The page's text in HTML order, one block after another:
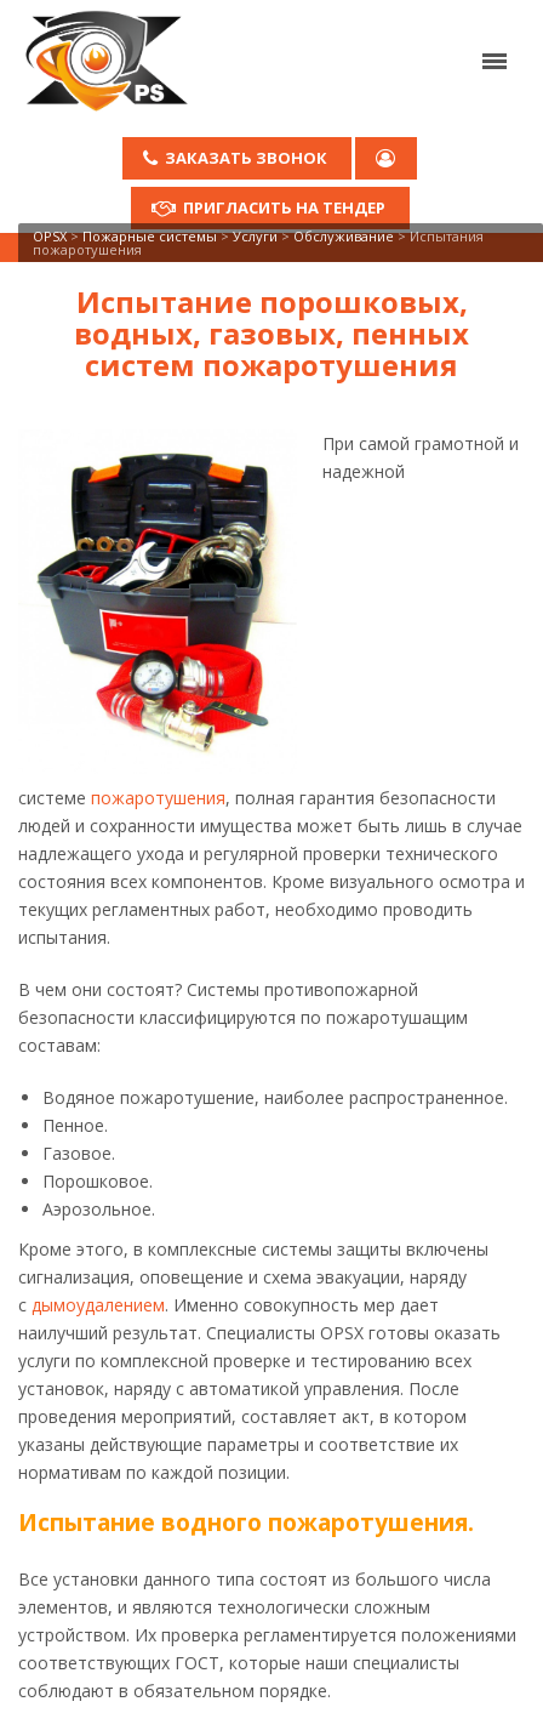
ЗАКАЗАТЬ ЗВОНОК
ПРИГЛАСИТЬ НА ТЕНДЕР
OPSX>Пожарные системы>Услуги>Обслуживание>Испытания
пожаротушения
Испытание порошковых,
водных, газовых, пенных
систем пожаротушения
При самой грамотной и
надежной
системе пожаротушения, полная гарантия безопасности
людей и сохранности имущества может быть лишь в случае
надлежащего ухода и регулярной проверки технического
состояния всех компонентов. Кроме визуального осмотра и
текущих регламентных работ, необходимо проводить
испытания.
В чем они состоят? Системы противопожарной
безопасности классифицируются по пожаротушащим
составам:
Водяное пожаротушение, наиболее распространенное.
Пенное.
Газовое.
Порошковое.
Аэрозольное.
Кроме этого, в комплексные системы защиты включены
сигнализация, оповещение и схема эвакуации, наряду
с дымоудалением. Именно совокупность мер дает
наилучший результат. Специалисты OPSX готовы оказать
услуги по комплексной проверке и тестированию всех
установок, наряду с автоматикой управления. После
проведения мероприятий, составляет акт, в котором
указаны действующие параметры и соответствие их
нормативам по каждой позиции.
Испытание водного пожаротушения.
Все установки данного типа состоят из большого числа
элементов, и являются технологически сложным
устройством. Их проверка регламентируется положениями
соответствующих ГОСТ, которые наши специалисты
соблюдают в обязательном порядке.